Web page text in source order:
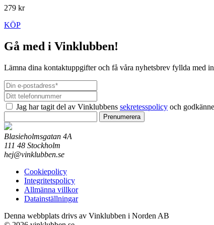
279 kr
KÖP
Gå med i Vinklubben!
Lämna dina kontaktuppgifter och få våra nyhetsbrev fyllda med
Jag har tagit del av Vinklubbens sekretesspolicy och
Prenumerera
Blasieholmsgatan 4A
111 48 Stockholm
hej@vinklubben.se
Cookiepolicy
Integritetspolicy
Allmänna villkor
Datainställningar
Denna webbplats drivs av Vinklubben i Norden AB